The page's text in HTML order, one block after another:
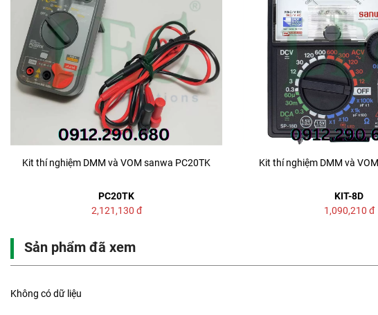
Kit thí nghiệm DMM và VOM sanwa PC20TK
PC20TK
2,121,130 đ
Kit thí nghiệm DMM và
KIT-8D
1,090,210 đ
Sản phẩm đã xem
Không có dữ liệu